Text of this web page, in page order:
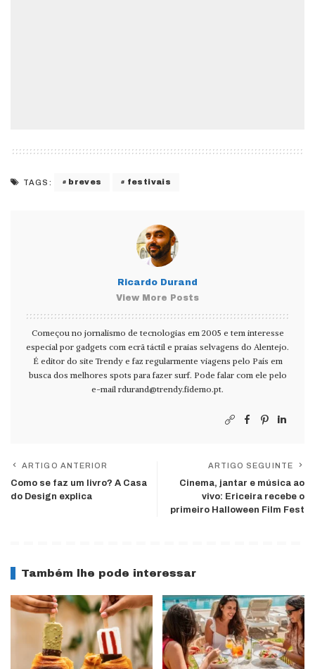
TAGS: breves festivais
Ricardo Durand
View More Posts
Começou no jornalismo de tecnologias em 2005 e tem interesse
especial por gadgets com ecrã táctil e praias selvagens do Alentejo.
É editor do site Trendy e faz regularmente viagens pelo País em
busca dos melhores spots para fazer surf. Pode falar com ele pelo
e-mail rdurand@trendy.fidemo.pt.
ARTIGO ANTERIOR
Como se faz um livro? A Casa
do Design explica
ARTIGO SEGUINTE
Cinema, jantar e música ao
vivo: Ericeira recebe o
primeiro Halloween Film Fest
Também lhe pode interessar